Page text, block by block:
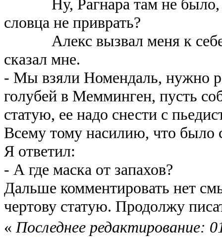
Ну, Рагнара там не было,
словца не приврать?
Алекс вызвал меня к себе
сказал мне.
- Мы взяли Номендаль, нужно
голубей в Мемминген, пусть
статую, ее надо снести с
Всему тому насилию, что было
Я ответил:
- А где маска от запахов?
Дальше комментировать нет
чертову статую. Продолжу
« Последнее редактирование: